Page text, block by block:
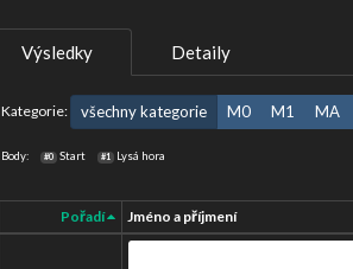
Výsledky Detaily
Kategorie: všechny kategorie M0 M1 MA
Body: #0 Start #1 Lysá hora
Pořadí Jméno a příjmení